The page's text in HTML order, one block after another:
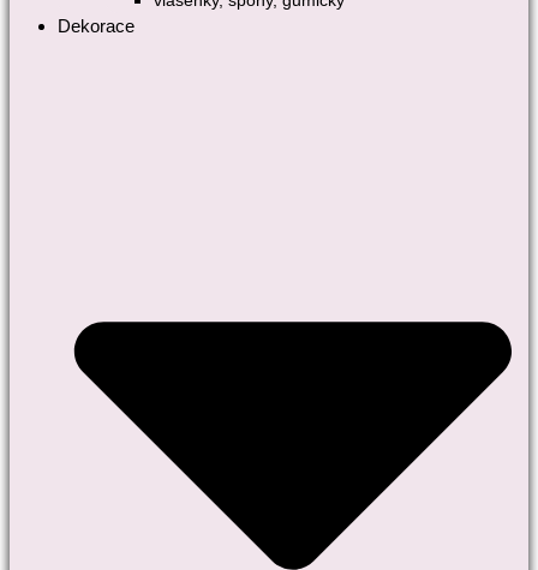
Dekorace